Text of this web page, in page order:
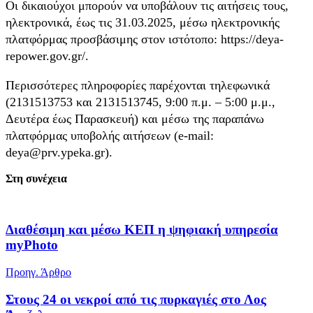
Οι δικαιούχοι μπορούν να υποβάλουν τις αιτήσεις τους,
ηλεκτρονικά, έως τις 31.03.2025, μέσω ηλεκτρονικής
πλατφόρμας προσβάσιμης στον ιστότοπο: https://deya-
repower.gov.gr/.
Περισσότερες πληροφορίες παρέχονται τηλεφωνικά
(2131513753 και 2131513745, 9:00 π.μ. – 5:00 μ.μ.,
Δευτέρα έως Παρασκευή) και μέσω της παραπάνω
πλατφόρμας υποβολής αιτήσεων (e-mail:
deya@prv.ypeka.gr).
Στη συνέχεια
Διαθέσιμη και μέσω ΚΕΠ η ψηφιακή υπηρεσία
myPhoto
Προηγ. Άρθρο
Στους 24 οι νεκροί από τις πυρκαγιές στο Λος